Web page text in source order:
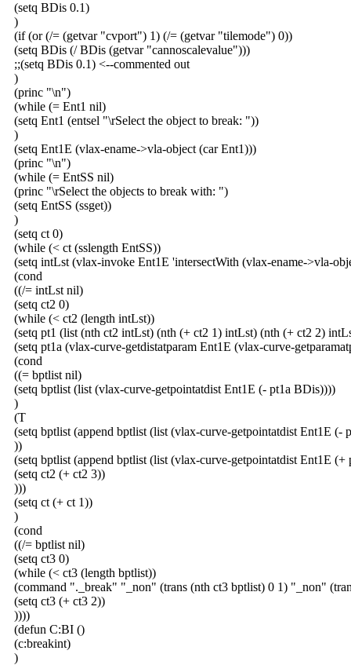
(setq BDis 0.1)
)
(if (or (/= (getvar "cvport") 1) (/= (getvar "tilemode") 0))
(setq BDis (/ BDis (getvar "cannoscalevalue")))
;;(setq BDis 0.1) <--commented out
)
(princ "\n")
(while (= Ent1 nil)
(setq Ent1 (entsel "\rSelect the object to break: "))
)
(setq Ent1E (vlax-ename->vla-object (car Ent1)))
(princ "\n")
(while (= EntSS nil)
(princ "\rSelect the objects to break with: ")
(setq EntSS (ssget))
)
(setq ct 0)
(while (< ct (sslength EntSS))
(setq intLst (vlax-invoke Ent1E 'intersectWith (vlax-ename->vla-
(cond
((/= intLst nil)
(setq ct2 0)
(while (< ct2 (length intLst))
(setq pt1 (list (nth ct2 intLst) (nth (+ ct2 1) intLst) (nth (+ ct2 2)
(setq pt1a (vlax-curve-getdistatparam Ent1E (vlax-curve-
(cond
((= bptlist nil)
(setq bptlist (list (vlax-curve-getpointatdist Ent1E (- pt1a BDis))))
)
(T
(setq bptlist (append bptlist (list (vlax-curve-getpointatdist Ent1E (-
))
(setq bptlist (append bptlist (list (vlax-curve-getpointatdist Ent1E (+
(setq ct2 (+ ct2 3))
)))
(setq ct (+ ct 1))
)
(cond
((/= bptlist nil)
(setq ct3 0)
(while (< ct3 (length bptlist))
(command "._break" "_non" (trans (nth ct3 bptlist) 0 1) "_non"
(setq ct3 (+ ct3 2))
))))
(defun C:BI ()
(c:breakint)
)